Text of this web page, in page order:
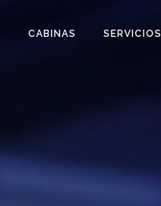
CABINAS SERVICIOS